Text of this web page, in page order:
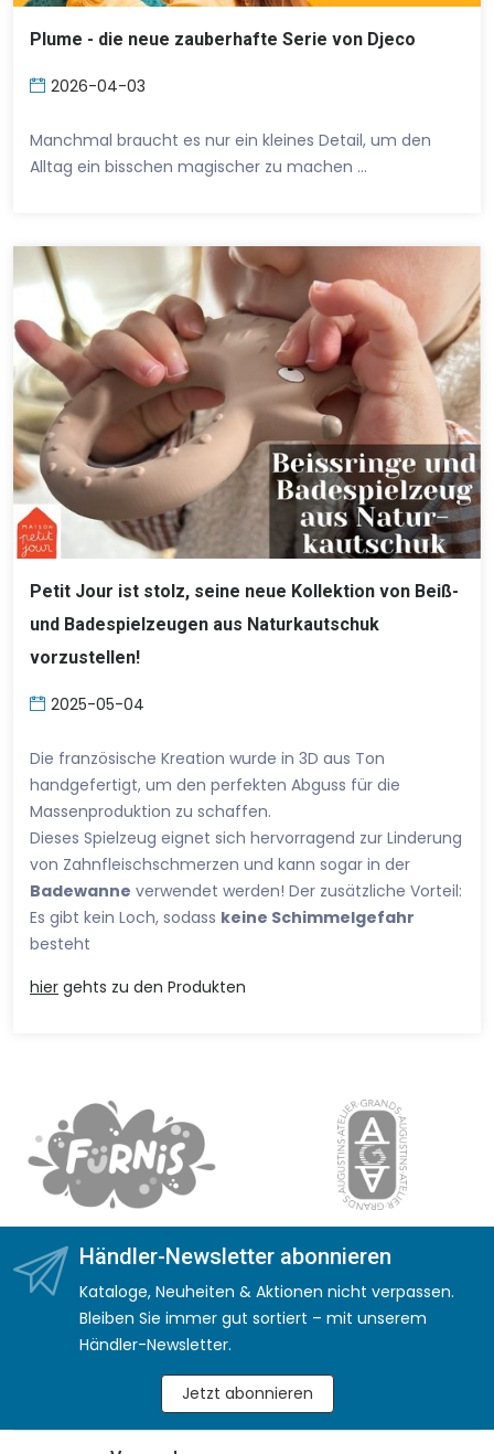
Plume - die neue zauberhafte Serie von Djeco
2026-04-03
Manchmal braucht es nur ein kleines Detail, um den
Alltag ein bisschen magischer zu machen …
Petit Jour ist stolz, seine neue Kollektion von Beiß-
und Badespielzeugen aus Naturkautschuk
vorzustellen!
2025-05-04
Die französische Kreation wurde in 3D aus Ton
handgefertigt, um den perfekten Abguss für die
Massenproduktion zu schaffen.
Dieses Spielzeug eignet sich hervorragend zur Linderung
von Zahnfleischschmerzen und kann sogar in der
Badewanne verwendet werden! Der zusätzliche Vorteil:
Es gibt kein Loch, sodass keine Schimmelgefahr
besteht
hier gehts zu den Produkten
Händler-Newsletter abonnieren
Kataloge, Neuheiten & Aktionen nicht verpassen.
Bleiben Sie immer gut sortiert – mit unserem
Händler-Newsletter.
Jetzt abonnieren